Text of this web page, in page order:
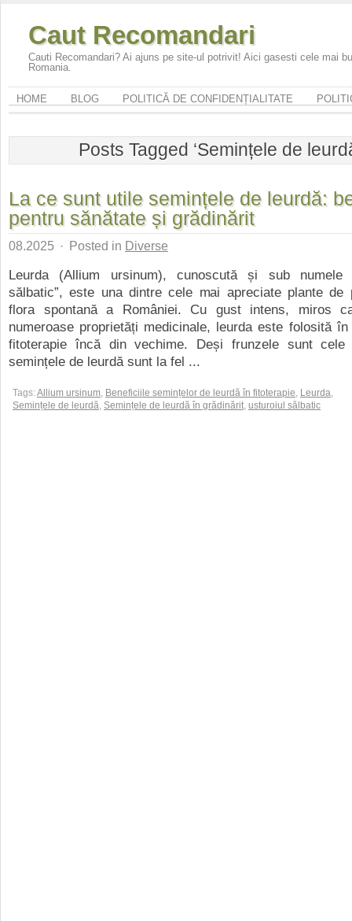
Caut Recomandari
Cauti Recomandari? Ai ajuns pe site-ul potrivit! Aici gasesti cele mai
Romania.
HOME BLOG POLITICĂ DE CONFIDENȚIALITATE
Posts Tagged ‘Semințele de
La ce sunt utile semințele de leurdă:
pentru sănătate și grădinărit
08.2025 · Posted in Diverse
Leurda (Allium ursinum), cunoscută și sub numele
sălbatic”, este una dintre cele mai apreciate plante de
flora spontană a României. Cu gust intens, miros
numeroase proprietăți medicinale, leurda este folosită
fitoterapie încă din vechime. Deși frunzele sunt cele
semințele de leurdă sunt la fel ...
Tags:Allium ursinum, Beneficiile semințelor de leurdă în fitoterapie, Leurda,
Semințele de leurdă, Semințele de leurdă în grădinărit, usturoiul sălbatic